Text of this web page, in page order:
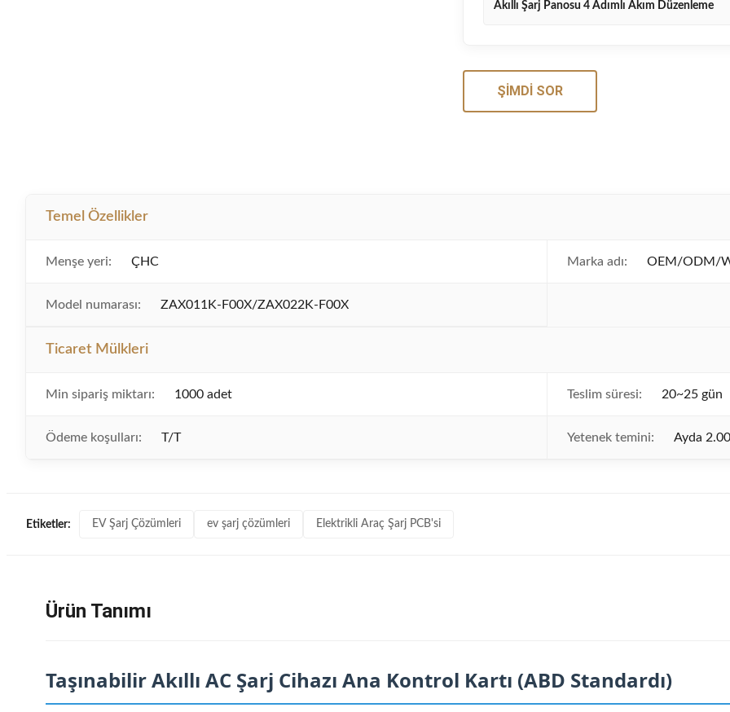
Akıllı Şarj Panosu 4 Adımlı Akım Düzenleme
ŞIMDI SOR
Temel Özellikler
Menşe yeri: ÇHC Marka adı: OEM/ODM/
Model numarası: ZAX011K-F00X/ZAX022K-F00X
Ticaret Mülkleri
Min sipariş miktarı: 1000 adet Teslim süresi: 20~25 gün
Ödeme koşulları: T/T Yetenek temini: Ayda
Etiketler: EV Şarj Çözümleri ev şarj çözümleri Elektrikli Araç Şarj PCB'si
Ürün Tanımı
Taşınabilir Akıllı AC Şarj Cihazı Ana Kontrol Kartı (ABD Standardı)